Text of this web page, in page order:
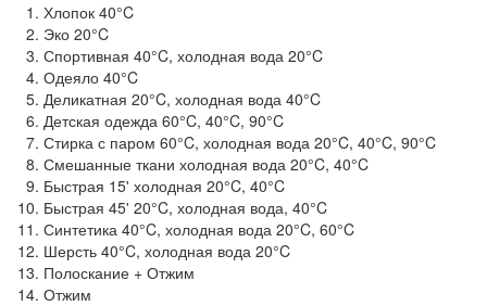
Хлопок 40°C
Эко 20°C
Спортивная 40°C, холодная вода 20°C
Одеяло 40°C
Деликатная 20°C, холодная вода 40°C
Детская одежда 60°C, 40°C, 90°C
Стирка с паром 60°C, холодная вода 20°C, 40°C, 90°C
Смешанные ткани холодная вода 20°C, 40°C
Быстрая 15' холодная 20°C, 40°C
Быстрая 45' 20°C, холодная вода, 40°C
Синтетика 40°C, холодная вода 20°C, 60°C
Шерсть 40°C, холодная вода 20°C
Полоскание + Отжим
Отжим